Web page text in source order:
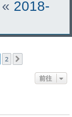
« 2018-
2
前往